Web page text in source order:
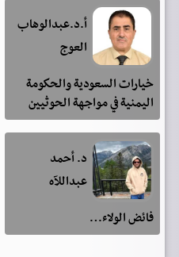
أ.د.عبدالوهاب
العوج
خيارات السعودية والحكومة
اليمنية في مواجهة الحوثيين
د. أحمد
عبداللآه
فائض الولاء…